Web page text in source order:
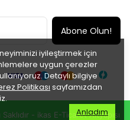
iyileştirmek için
uygun çerezler
Detaylı bilgiye
Politikası sayfamızdan
Anladım
Abone Olun!
- ikas E-TicaretAltyapısı